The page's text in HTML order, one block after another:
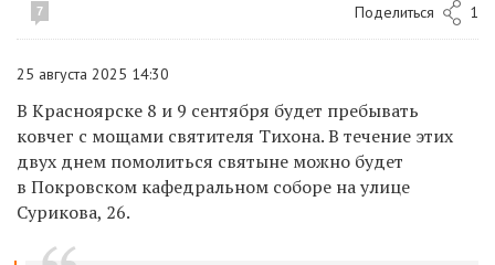
7 Поделиться 1
25 августа 2025 14:30
В Красноярске 8 и 9 сентября будет пребывать
ковчег с мощами святителя Тихона. В течение этих
двух днем помолиться святыне можно будет
в Покровском кафедральном соборе на улице
Сурикова, 26.